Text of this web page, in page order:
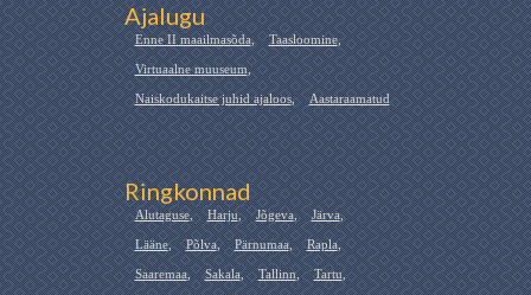
Ajalugu
Enne II maailmasõda, Taasloomine,
Virtuaalne muuseum,
Naiskodukaitse juhid ajaloos, Aastaraamatud
Ringkonnad
Alutaguse, Harju, Jõgeva, Järva,
Lääne, Põlva, Pärnumaa, Rapla,
Saaremaa, Sakala, Tallinn, Tartu,